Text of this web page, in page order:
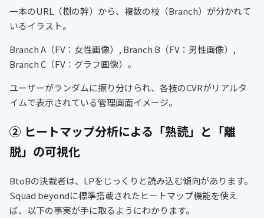
一本のURL（樹の幹）から、複数の枝（Branch）が分かれて
いるイラスト。
Branch A（FV：女性画像）, Branch B（FV：男性画像）,
Branch C（FV：グラフ画像）。
ユーザーがランダムに振り分けられ、各枝のCVRがリアルタ
イムで表示されている管理画面イメージ。
② ヒートマップ分析による「熟読」と「離
脱」の可視化
BtoBの決裁者は、LPをじっくりと読み込む傾向があります。
Squad beyondに標準搭載されたヒートマップ機能を使え
ば、以下の事実が手に取るようにわかります。